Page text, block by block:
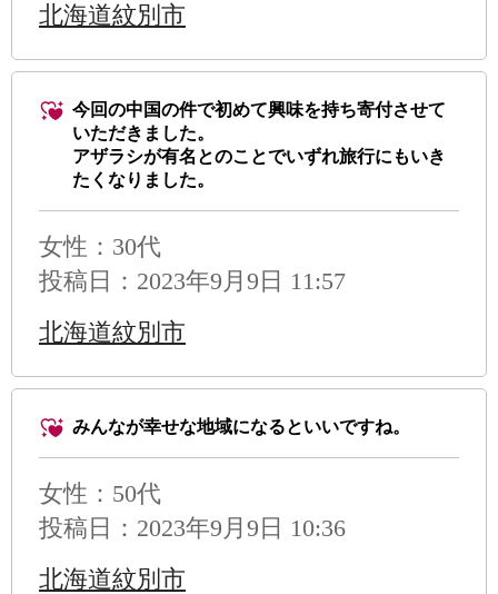
北海道紋別市
今回の中国の件で初めて興味を持ち寄付させて
いただきました。
アザラシが有名とのことでいずれ旅行にもいき
たくなりました。
女性：30代
投稿日：2023年9月9日 11:57
北海道紋別市
みんなが幸せな地域になるといいですね。
女性：50代
投稿日：2023年9月9日 10:36
北海道紋別市